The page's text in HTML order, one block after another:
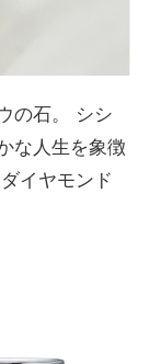
の石。 シシ
な人生を象徴
イヤモンド